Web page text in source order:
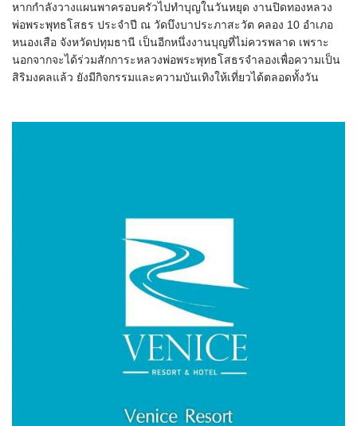
BOOK NOW
หากกำลังวางแผนพาครอบครัวไปทำบุญในวันหยุด งานปิดทองหลวง
พ่อพระพุทธโสธร ประจำปี ณ วัดบึงบาประภาสะวัต คลอง 10 อำเภอ
หนองเสือ จังหวัดปทุมธานี เป็นอีกหนึ่งงานบุญที่ไม่ควรพลาด เพราะ
นอกจากจะได้ร่วมสักการะหลวงพ่อพระพุทธโสธรจำลองเพื่อความเป็น
สิริมงคลแล้ว ยังมีกิจกรรมและความบันเทิงให้เที่ยวได้ตลอดทั้งวัน